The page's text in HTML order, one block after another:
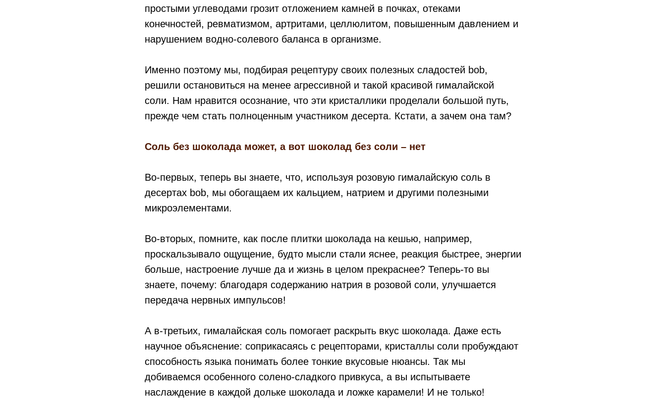
простыми углеводами грозит отложением камней в почках, отеками
конечностей, ревматизмом, артритами, целлюлитом, повышенным давлением и
нарушением водно-солевого баланса в организме.
Именно поэтому мы, подбирая рецептуру своих полезных сладостей bob,
решили остановиться на менее агрессивной и такой красивой гималайской
соли. Нам нравится осознание, что эти кристаллики проделали большой путь,
прежде чем стать полноценным участником десерта. Кстати, а зачем она там?
Соль без шоколада может, а вот шоколад без соли – нет
Во-первых, теперь вы знаете, что, используя розовую гималайскую соль в
десертах bob, мы обогащаем их кальцием, натрием и другими полезными
микроэлементами.
Во-вторых, помните, как после плитки шоколада на кешью, например,
проскальзывало ощущение, будто мысли стали яснее, реакция быстрее, энергии
больше, настроение лучше да и жизнь в целом прекраснее? Теперь-то вы
знаете, почему: благодаря содержанию натрия в розовой соли, улучшается
передача нервных импульсов!
А в-третьих, гималайская соль помогает раскрыть вкус шоколада. Даже есть
научное объяснение: соприкасаясь с рецепторами, кристаллы соли пробуждают
способность языка понимать более тонкие вкусовые нюансы. Так мы
добиваемся особенного солено-сладкого привкуса, а вы испытываете
наслаждение в каждой дольке шоколада и ложке карамели! И не только!